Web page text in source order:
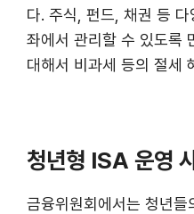
다. 주식, 펀드, 채권 등 다
좌에서 관리할 수 있도록
대해서 비과세 등의 절세
청년형 ISA 운영
금융위원회에서는 청년